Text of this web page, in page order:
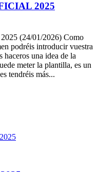
2025
(24/01/2026) Como
podréis introducir vuestra
haceros una idea de la
meter la plantilla, es un
tendréis más...